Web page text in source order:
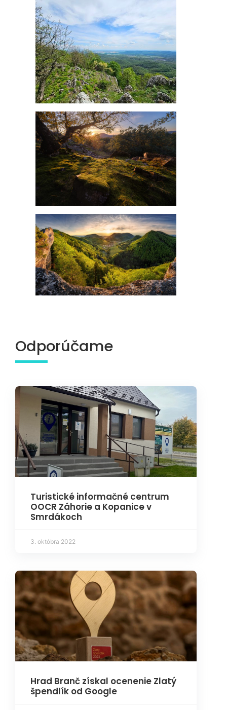
Odporúčame
Turistické informačné centrum
OOCR Záhorie a Kopanice v
Smrdákoch
3. októbra 2022
Hrad Branč získal ocenenie Zlatý
špendlík od Google